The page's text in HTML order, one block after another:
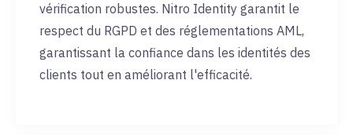
vérification robustes. Nitro Identity garantit le
respect du RGPD et des réglementations AML,
garantissant la confiance dans les identités des
clients tout en améliorant l'efficacité.